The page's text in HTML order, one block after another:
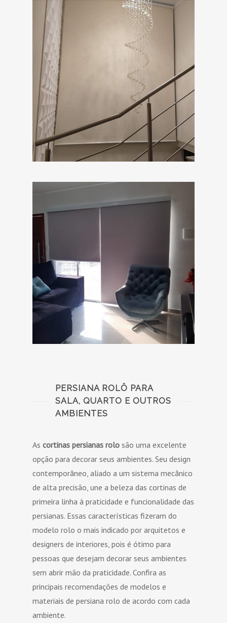
PERSIANA ROLÔ PARA
SALA, QUARTO E OUTROS
AMBIENTES
As cortinas persianas rolo são uma excelente
opção para decorar seus ambientes. Seu design
contemporâneo, aliado a um sistema mecânico
de alta precisão, une a beleza das cortinas de
primeira linha à praticidade e funcionalidade das
persianas. Essas características fizeram do
modelo rolo o mais indicado por arquitetos e
designers de interiores, pois é ótimo para
pessoas que desejam decorar seus ambientes
sem abrir mão da praticidade. Confira as
principais recomendações de modelos e
materiais de persiana rolo de acordo com cada
ambiente.